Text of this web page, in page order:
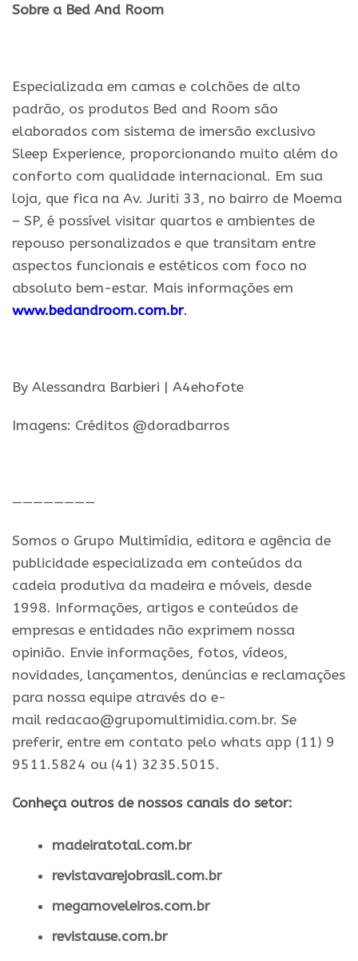
Sobre a Bed And Room
Especializada em camas e colchões de alto
padrão, os produtos Bed and Room são
elaborados com sistema de imersão exclusivo
Sleep Experience, proporcionando muito além do
conforto com qualidade internacional. Em sua
loja, que fica na Av. Juriti 33, no bairro de Moema
– SP, é possível visitar quartos e ambientes de
repouso personalizados e que transitam entre
aspectos funcionais e estéticos com foco no
absoluto bem-estar. Mais informações em
www.bedandroom.com.br.
By Alessandra Barbieri | A4ehofote
Imagens: Créditos @doradbarros
————————
Somos o Grupo Multimídia, editora e agência de
publicidade especializada em conteúdos da
cadeia produtiva da madeira e móveis, desde
1998. Informações, artigos e conteúdos de
empresas e entidades não exprimem nossa
opinião. Envie informações, fotos, vídeos,
novidades, lançamentos, denúncias e reclamações
para nossa equipe através do e-
mail redacao@grupomultimidia.com.br. Se
preferir, entre em contato pelo whats app (11) 9
9511.5824 ou (41) 3235.5015.
Conheça outros de nossos canais do setor:
madeiratotal.com.br
revistavarejobrasil.com.br
megamoveleiros.com.br
revistause.com.br